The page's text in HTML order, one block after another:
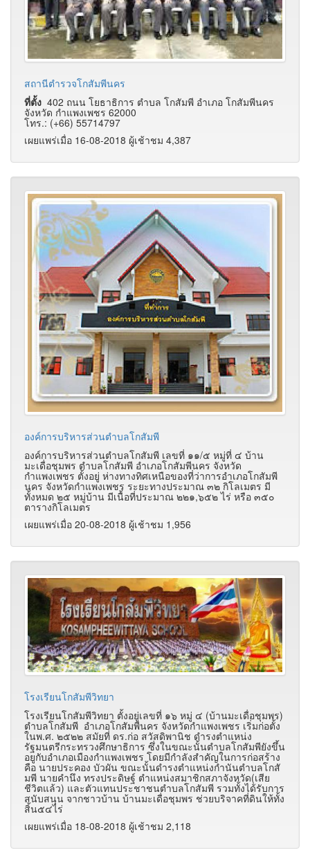
สถานีตำรวจโกสัมพีนคร
ที่ตั้ง 402 ถนน โยธาธิการ ตำบล โกสัมพี อำเภอ โกสัมพีนคร
จังหวัด กำแพงเพชร 62000
โทร.: (+66) 55714797
เผยแพร่เมื่อ 16-08-2018 ผู้เช้าชม 4,387
องค์การบริหารส่วนตำบลโกสัมพี
องค์การบริหารส่วนตำบลโกสัมพี เลขที่ ๑๑/๕ หมู่ที่ ๔ บ้าน
มะเดื่อชุมพร ตำบลโกสัมพี อำเภอโกสัมพีนคร จังหวัด
กำแพงเพชร ตั้งอยู่ ห่างทางทิศเหนือของที่ว่าการอำเภอโกสัมพี
นคร จังหวัดกำแพงเพชร ระยะทางประมาณ ๓๒ กิโลเมตร มี
ทั้งหมด ๒๕ หมู่บ้าน มีเนื้อที่ประมาณ ๒๒๑,๖๕๒ ไร่ หรือ ๓๕๐
ตารางกิโลเมตร
เผยแพร่เมื่อ 20-08-2018 ผู้เช้าชม 1,956
โรงเรียนโกสัมพีวิทยา
โรงเรียนโกสัมพีวิทยา ตั้งอยู่เลขที่ ๑๖ หมู่ ๔ (บ้านมะเดื่อชุมพร)
ตำบลโกสัมพี อำเภอโกสัมพีนคร จังหวัดกำแพงเพชร เริ่มก่อตั้ง
ในพ.ศ. ๒๕๒๒ สมัยที่ ดร.ก่อ สวัสดิพานิช ดำรงตำแหน่ง
รัฐมนตรีกระทรวงศึกษาธิการ ซึ่งในขณะนั้นตำบลโกสัมพียังขึ้น
อยูกับอำเภอเมืองกำแพงเพชร โดยมีกำลังสำคัญในการก่อสร้าง
คือ นายประคอง บัวผัน ขณะนั้นดำรงตำแหน่งกำนันตำบลโกสั
มพี นายคำนึง ทรงประดิษฐ์ ตำแหน่งสมาชิกสภาจังหวัด(เสีย
ชีวิตแล้ว) และตัวแทนประชาชนตำบลโกสัมพี รวมทั้งได้รับการ
สนับสนุน จากชาวบ้าน บ้านมะเดื่อชุมพร ช่วยบริจาคที่ดินให้ทั้ง
สิ้น๕๔ไร่
เผยแพร่เมื่อ 18-08-2018 ผู้เช้าชม 2,118